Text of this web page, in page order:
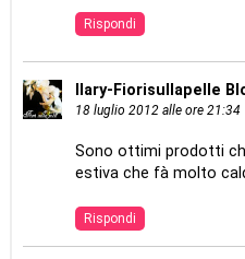
Rispondi
Ilary-Fiorisullapelle
18 luglio 2012 alle ore 21:34
Sono ottimi prodotti
estiva che fà molto
Rispondi